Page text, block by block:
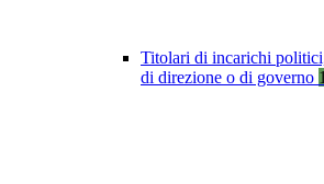
Titolari di incarichi
di direzione o di governo 1